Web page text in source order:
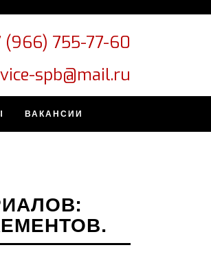
(966) 755-77-60
spb@mail.ru
ВАКАНСИИ